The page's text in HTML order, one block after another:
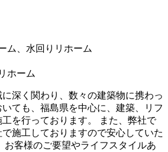
ム、水回りリホーム
ホーム
深く関わり、数々の建築物に携わっ
ても、福島県を中心に、建築、リフ
を行っております。 また、弊社で
施工しておりますので安心していた
お客様のご要望やライフスタイルあ